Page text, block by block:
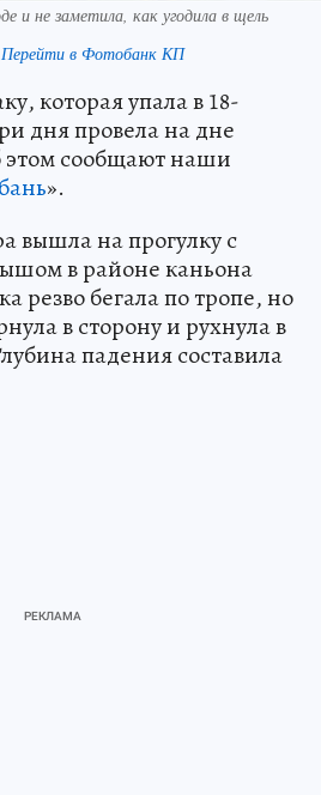
и не заметила, как угодила в щель
Перейти в Фотобанк КП
которая упала в 18-
дня провела на дне
этом сообщают наши
».
вышла на прогулку с
в районе каньона
резво бегала по тропе, но
в сторону и рухнула в
падения составила